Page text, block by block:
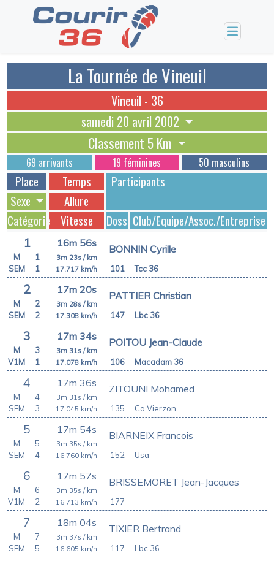
La Tournée de Vineuil
samedi 20 avril 2002
Vineuil - 36
Classement 5 Km
69 arrivants 19 féminines 50 masculins
Place Temps
Dossards
Participants
Allure
Vitesse
Sexe
Catégorie
Club/Equipe/Assoc./Entreprise
1 16m 56s
101
BONNIN Cyrille
3m 23s / km
17.717 km/h
M
1
SEM
1 Tcc 36
2 17m 20s
147
PATTIER Christian
3m 28s / km
17.308 km/h
M
2
SEM
2 Lbc 36
3 17m 34s
106
POITOU Jean-Claude
3m 31s / km
17.078 km/h
M
3
V1M
1 Macadam 36
4 17m 36s
135
ZITOUNI Mohamed
3m 31s / km
17.045 km/h
M
4
SEM
3 Ca Vierzon
5 17m 54s
152
BIARNEIX Francois
3m 35s / km
16.760 km/h
M
5
SEM
4 Usa
6 17m 57s
177
BRISSEMORET Jean-Jacques
3m 35s / km
16.713 km/h
M
6
V1M
2
7 18m 04s
117
TIXIER Bertrand
3m 37s / km
16.605 km/h
M
7
SEM
5 Lbc 36